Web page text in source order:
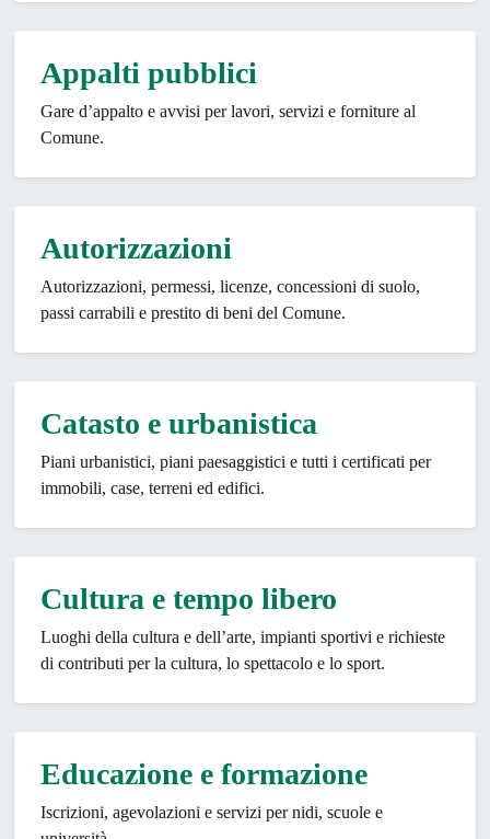
Appalti pubblici
Gare d’appalto e avvisi per lavori, servizi e forniture al
Comune.
Autorizzazioni
Autorizzazioni, permessi, licenze, concessioni di suolo,
passi carrabili e prestito di beni del Comune.
Catasto e urbanistica
Piani urbanistici, piani paesaggistici e tutti i certificati per
immobili, case, terreni ed edifici.
Cultura e tempo libero
Luoghi della cultura e dell’arte, impianti sportivi e richieste
di contributi per la cultura, lo spettacolo e lo sport.
Educazione e formazione
Iscrizioni, agevolazioni e servizi per nidi, scuole e